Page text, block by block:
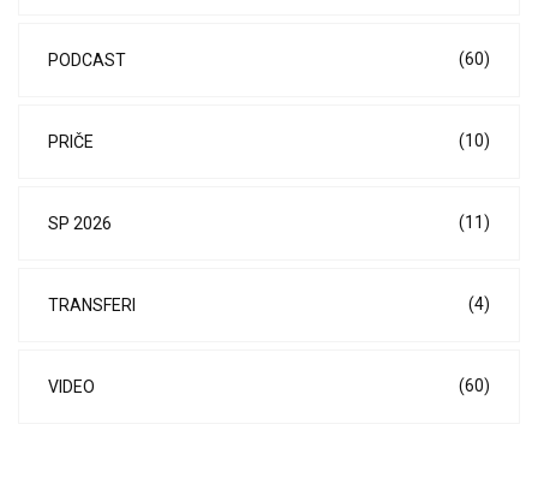
PODCAST (60)
PRIČE (10)
SP 2026 (11)
TRANSFERI (4)
VIDEO (60)